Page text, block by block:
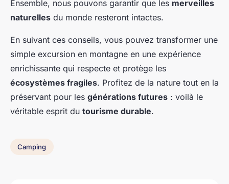
Ensemble, nous pouvons garantir que les merveilles
naturelles du monde resteront intactes.
En suivant ces conseils, vous pouvez transformer une
simple excursion en montagne en une expérience
enrichissante qui respecte et protège les
écosystèmes fragiles. Profitez de la nature tout en la
préservant pour les générations futures : voilà le
véritable esprit du tourisme durable.
Camping